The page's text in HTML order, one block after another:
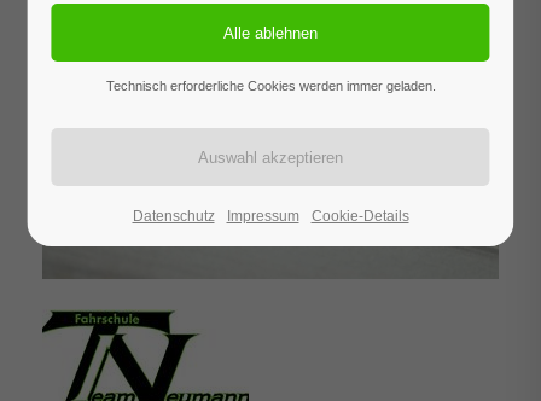
Technisch erforderliche Cookies werden immer geladen.
Datenschutz Impressum Cookie-Details